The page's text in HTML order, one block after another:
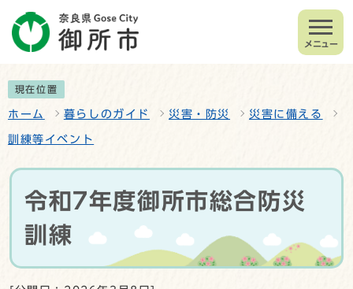
メニュー
現在位置
ホーム 暮らしのガイド 災害・防災 災害に備える
訓練等イベント
令和7年度御所市総合防災
訓練